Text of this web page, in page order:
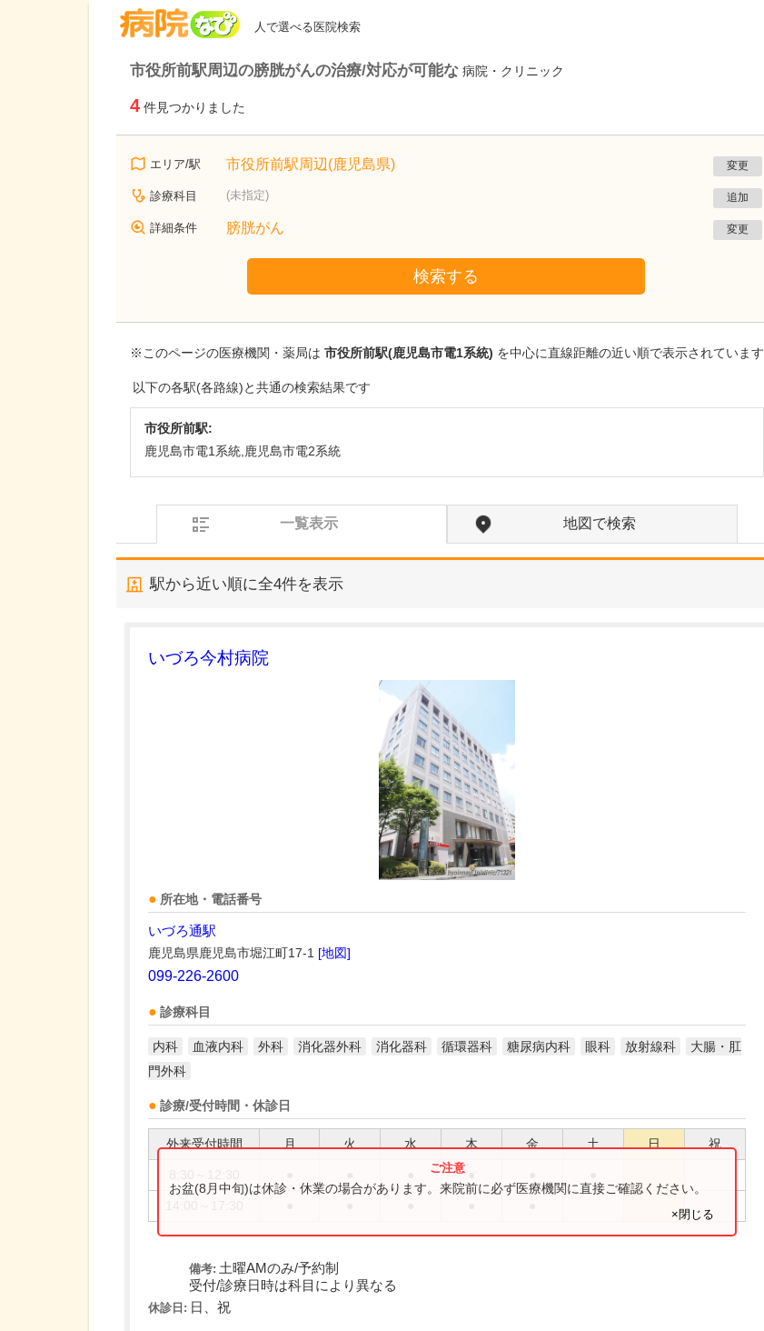
人で選べる医院検索
市役所前駅周辺の膀胱がんの治療/対応が可能な 病院・クリニック
4 件見つかりました
エリア/駅 市役所前駅周辺(鹿児島県) 変更
診療科目 (未指定) 追加
詳細条件 膀胱がん 変更
検索する
※このページの医療機関・薬局は 市役所前駅(鹿児島市電1系統) を中心に直線距離の近い順で表示されています
以下の各駅(各路線)と共通の検索結果です
市役所前駅:
鹿児島市電1系統,鹿児島市電2系統
一覧表示 地図で検索
駅から近い順に全4件を表示
いづろ今村病院
所在地・電話番号
いづろ通駅
鹿児島県鹿児島市堀江町17-1 [地図]
099-226-2600
診療科目
内科 血液内科 外科 消化器外科 消化器科 循環器科 糖尿病内科 眼科 放射線科
大腸・肛
門外科
診療/受付時間・休診日
外来受付時間 月 火 水 木 金 土 日 祝
お盆(8月中旬)は休診・休業の場合があります。来院前に必ず医療機関に直接ご確認ください。
×閉じる
備考: 土曜AMのみ/予約制
受付/診療日時は科目により異なる
休診日: 日、祝
鹿児島県鹿児島市
あいろ歯科医院
っていたのですが、その
先生の治療を受けたこと
で認識が変わりました。
子どもにとって歯科医院